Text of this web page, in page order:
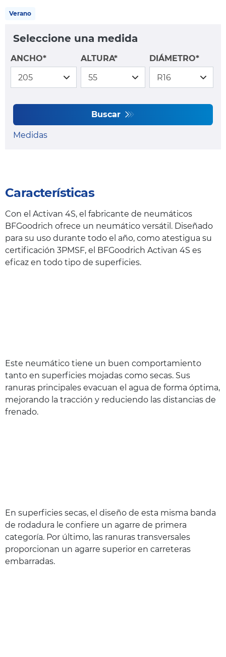
Verano
Seleccione una medida
ANCHO* ALTURA* DIÁMETRO*
Buscar
Medidas
Características
Con el Activan 4S, el fabricante de neumáticos
BFGoodrich ofrece un neumático versátil. Diseñado
para su uso durante todo el año, como atestigua su
certificación 3PMSF, el BFGoodrich Activan 4S es
eficaz en todo tipo de superficies.
Este neumático tiene un buen comportamiento
tanto en superficies mojadas como secas. Sus
ranuras principales evacuan el agua de forma óptima,
mejorando la tracción y reduciendo las distancias de
frenado.
En superficies secas, el diseño de esta misma banda
de rodadura le confiere un agarre de primera
categoría. Por último, las ranuras transversales
proporcionan un agarre superior en carreteras
embarradas.